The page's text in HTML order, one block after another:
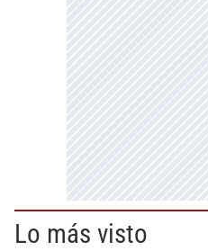
Lo más visto